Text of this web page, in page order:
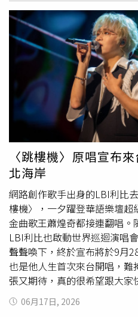
倉庫正式開幕。（圖片／業
浸登場】■ 美索不達米亞文明
透過巨型浮雕、城邦場景與
法律與城市文明的誕生，見
古埃及文明穿越神秘的金字
大型造景中揭開法老王國的
亡與永恆的深刻思考。■ 地
化，展區重現經典雕塑與建
學、藝術與科學如何深刻影
印度文明透過曼陀羅、宗教
帶領觀眾探索生命輪迴、宇宙
獨特而深遠的精神文化。【兼
的文明旅程】翡冷翠文創表示
不僅是一場展覽，更是一場融
互動與社群分享的文化體驗。
體驗區，適合親子家庭、學生
共同參與，在寓教於樂的過
成為穿越時空的橋梁，歷史
段能被看見、聽見、感受並
區的壯闊法老，法老的威嚴
今年夏天，邀請您走進高雄
〈跳樓機〉原唱宣布
北海岸
網路創作歌手出身的LBI利比
樓機〉，一夕躍登華語樂壇超
金曲歌王蕭煌奇都接連翻唱。
LBI利比也啟動世界巡迴演唱
聲聲喚下，終於宣布將於9月
也是他人生首次來台開唱，
張又期待，真的很希望跟大
也聽我的聲音聽得夠久了，
自唱給你聽吧！」提及對於
06月17日, 2026